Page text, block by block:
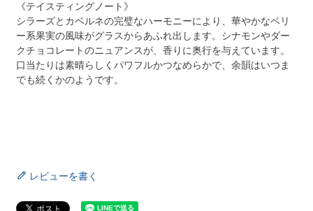
《テイスティングノート》
シラーズとカベルネの完璧なハーモニーにより、華やかなベリ
ー系果実の風味がグラスからあふれ出します。シナモンやダー
クチョコレートのニュアンスが、香りに奥行を与えています。
口当たりは素晴らしくパワフルかつなめらかで、余韻はいつま
でも続くかのようです。
レビューを書く